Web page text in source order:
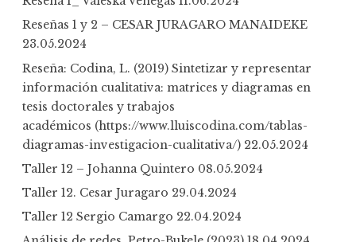
r
:
Reseñas 1 y 2 – CESAR JURAGARO MANAIDEKE
23.05.2024
Reseña: Codina, L. (2019) Sintetizar y representar
información cualitativa: matrices y diagramas en
tesis doctorales y trabajos
académicos (https://www.lluiscodina.com/tablas-
diagramas-investigacion-cualitativa/) 22.05.2024
Taller 12 – Johanna Quintero 08.05.2024
Taller 12. Cesar Juragaro 29.04.2024
Taller 12 Sergio Camargo 22.04.2024